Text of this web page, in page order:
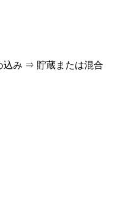
み ⇒ 貯蔵または混合